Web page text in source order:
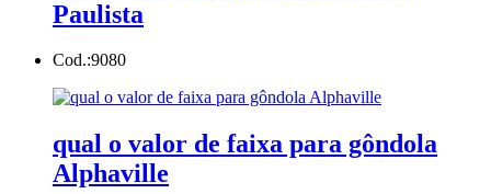
Paulista
Cod.:9080
qual o valor de faixa para gôndola
Alphaville